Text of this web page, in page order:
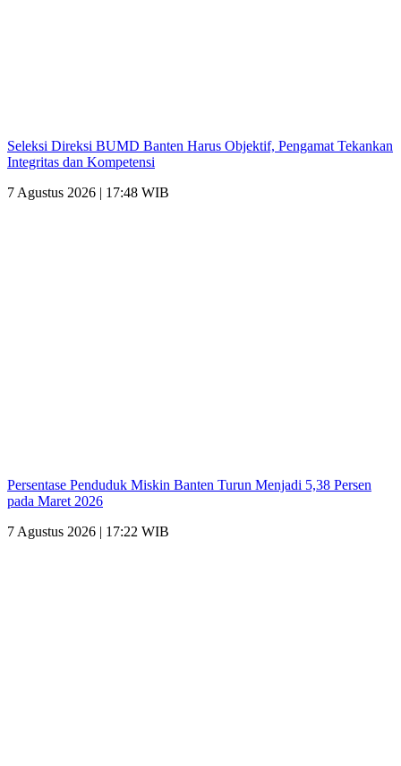
Seleksi Direksi BUMD Banten Harus Objektif, Pengamat Tekankan
Integritas dan Kompetensi
7 Agustus 2026 | 17:48 WIB
Persentase Penduduk Miskin Banten Turun Menjadi 5,38 Persen
pada Maret 2026
7 Agustus 2026 | 17:22 WIB